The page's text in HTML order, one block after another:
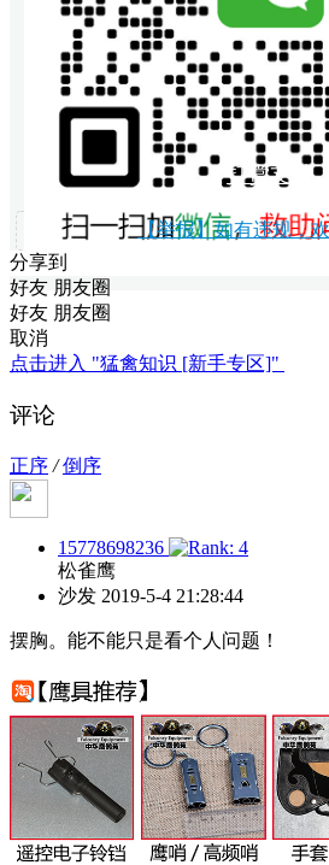
打赏支持
【举报】如有违规，
分享到
好友 朋友圈
好友 朋友圈
取消
点击进入 "猛禽知识 [新手专区]"
评论
正序 / 倒序
15778698236
松雀鹰
沙发 2019-5-4 21:28:44
摆胸。能不能只是看个人问题！